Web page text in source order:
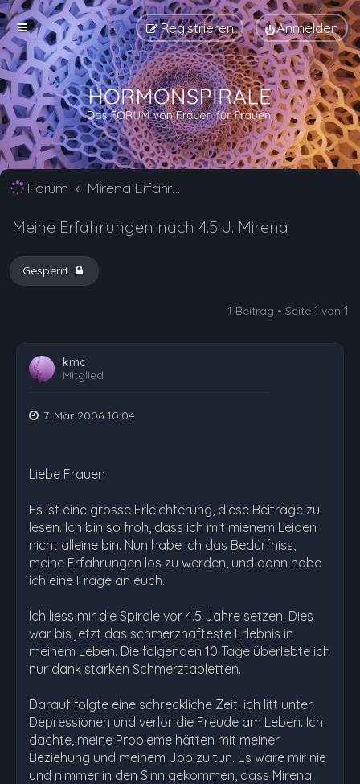
Anmelden
Registrieren
Forum Mirena Erfahrungsberichte und Nebenwirkungen
Meine Erfahrungen nach 4.5 J. Mirena
Gesperrt
1 Beitrag • Seite 1 von 1
kmc
Mitglied
7. Mär 2006 10:04
Liebe Frauen
Es ist eine grosse Erleichterung, diese Beiträge zu
lesen. Ich bin so froh, dass ich mit mienem Leiden
nicht alleine bin. Nun habe ich das Bedürfniss,
meine Erfahrungen los zu werden, und dann habe
ich eine Frage an euch.
Ich liess mir die Spirale vor 4.5 Jahre setzen. Dies
war bis jetzt das schmerzhafteste Erlebnis in
meinem Leben. Die folgenden 10 Tage überlebte ich
nur dank starken Schmerztabletten.
Darauf folgte eine schreckliche Zeit: ich litt unter
Depressionen und verlor die Freude am Leben. Ich
dachte, meine Probleme hätten mit meiner
Beziehung und meinem Job zu tun. Es wäre mir nie
und nimmer in den Sinn gekommen, dass Mirena